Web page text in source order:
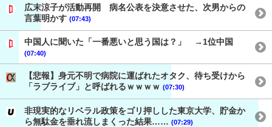
広末涼子が活動再開 病名公表を決意させた、次男からの
言葉明かす (07:43)
中国人に聞いた「一番悪いと思う国は？」 →1位中国
(07:40)
【悲報】身元不明で病院に運ばれたオタク、待ち受けから
「ラブライブ」と呼ばれるｗｗｗｗ (07:30)
非現実的なリベラル政策をゴリ押しした東京大学、貯金か
ら無駄金を垂れ流しまくった結果…… (07:29)